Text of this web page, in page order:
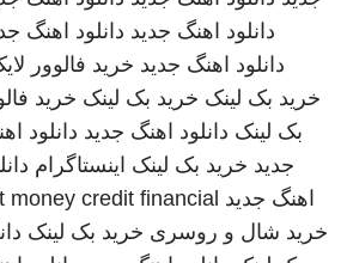
دانلود اهنگ جدید دانلود اهنگ
دانلود اهنگ جدید خرید فالوور
خرید بک لینک خرید بک لینک خرید
بک لینک دانلود اهنگ جدید دانلود
جدید خرید بک لینک اینستاگرام
اهنگ جدید money credit financial
خرید شال و روسری خرید بک لینک